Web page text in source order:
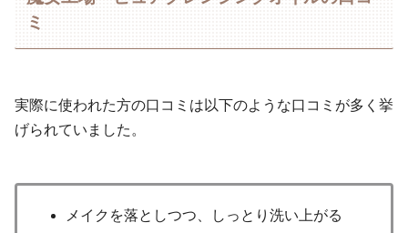
ミ
実際に使われた方の口コミは以下のような口コミが多く挙
げられていました。
メイクを落としつつ、しっとり洗い上がる